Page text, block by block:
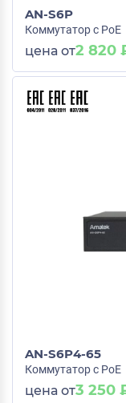
AN-S6P
Коммутатор с PoE
цена от2 820
AN-S6P4-65
Коммутатор с PoE
цена от3 250